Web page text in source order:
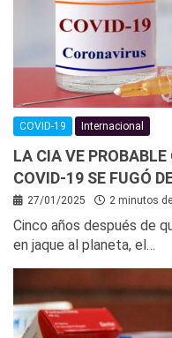
COVID-19 Internacional
LA CIA VE PROBABLE
COVID-19 SE FUGÓ
27/01/2025 2 minutos
Cinco años después de
en jaque al planeta, el…